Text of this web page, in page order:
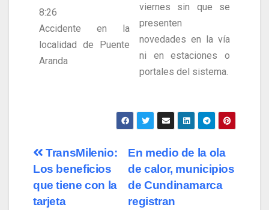
8:26
Accidente en la
localidad de Puente
Aranda
viernes sin que se
presenten
novedades en la vía
ni en estaciones o
portales del sistema.
En medio de la ola
de calor, municipios
de Cundinamarca
registran
TransMilenio:
Los beneficios
que tiene con la
tarjeta